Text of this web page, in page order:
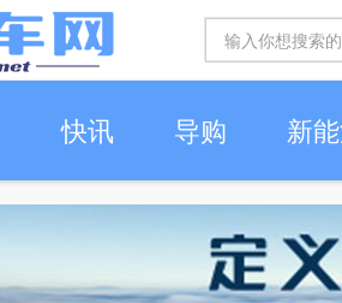
快讯 导购 新